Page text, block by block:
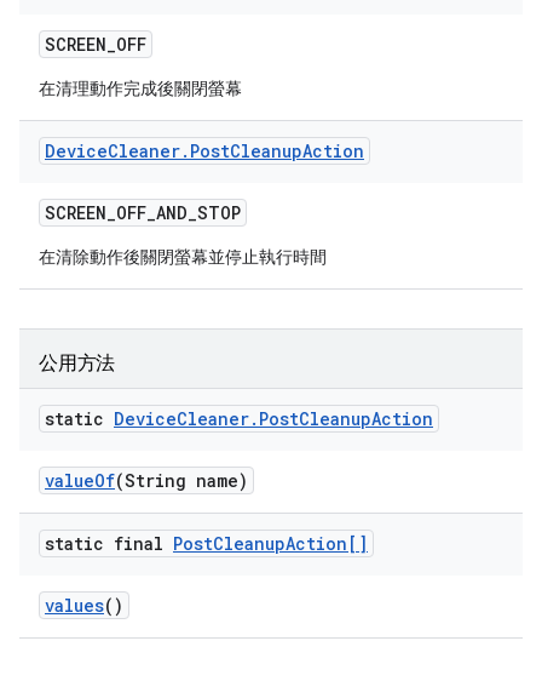
SCREEN_OFF
在清理動作完成後關閉螢幕
DeviceCleaner. PostCleanupAction
SCREEN_OFF_AND_STOP
在清除動作後關閉螢幕並停止執行時間
公用方法
static DeviceCleaner. PostCleanupAction
valueOf(String name)
static final PostCleanupAction[]
values()